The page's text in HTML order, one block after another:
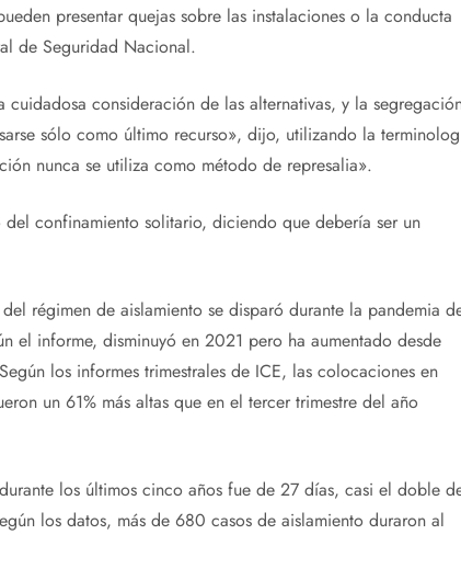
presentar quejas sobre las instalaciones o la conducta
de Seguridad Nacional.
consideración de las alternativas, y la
sólo como último recurso», dijo, utilizando la
nunca se utiliza como método de represalia».
confinamiento solitario, diciendo que debería ser un
régimen de aislamiento se disparó durante la pandemia
el informe, disminuyó en 2021 pero ha aumentado desde
los informes trimestrales de ICE, las colocaciones en
un 61% más altas que en el tercer trimestre del año
los últimos cinco años fue de 27 días, casi el doble
los datos, más de 680 casos de aislamiento duraron al